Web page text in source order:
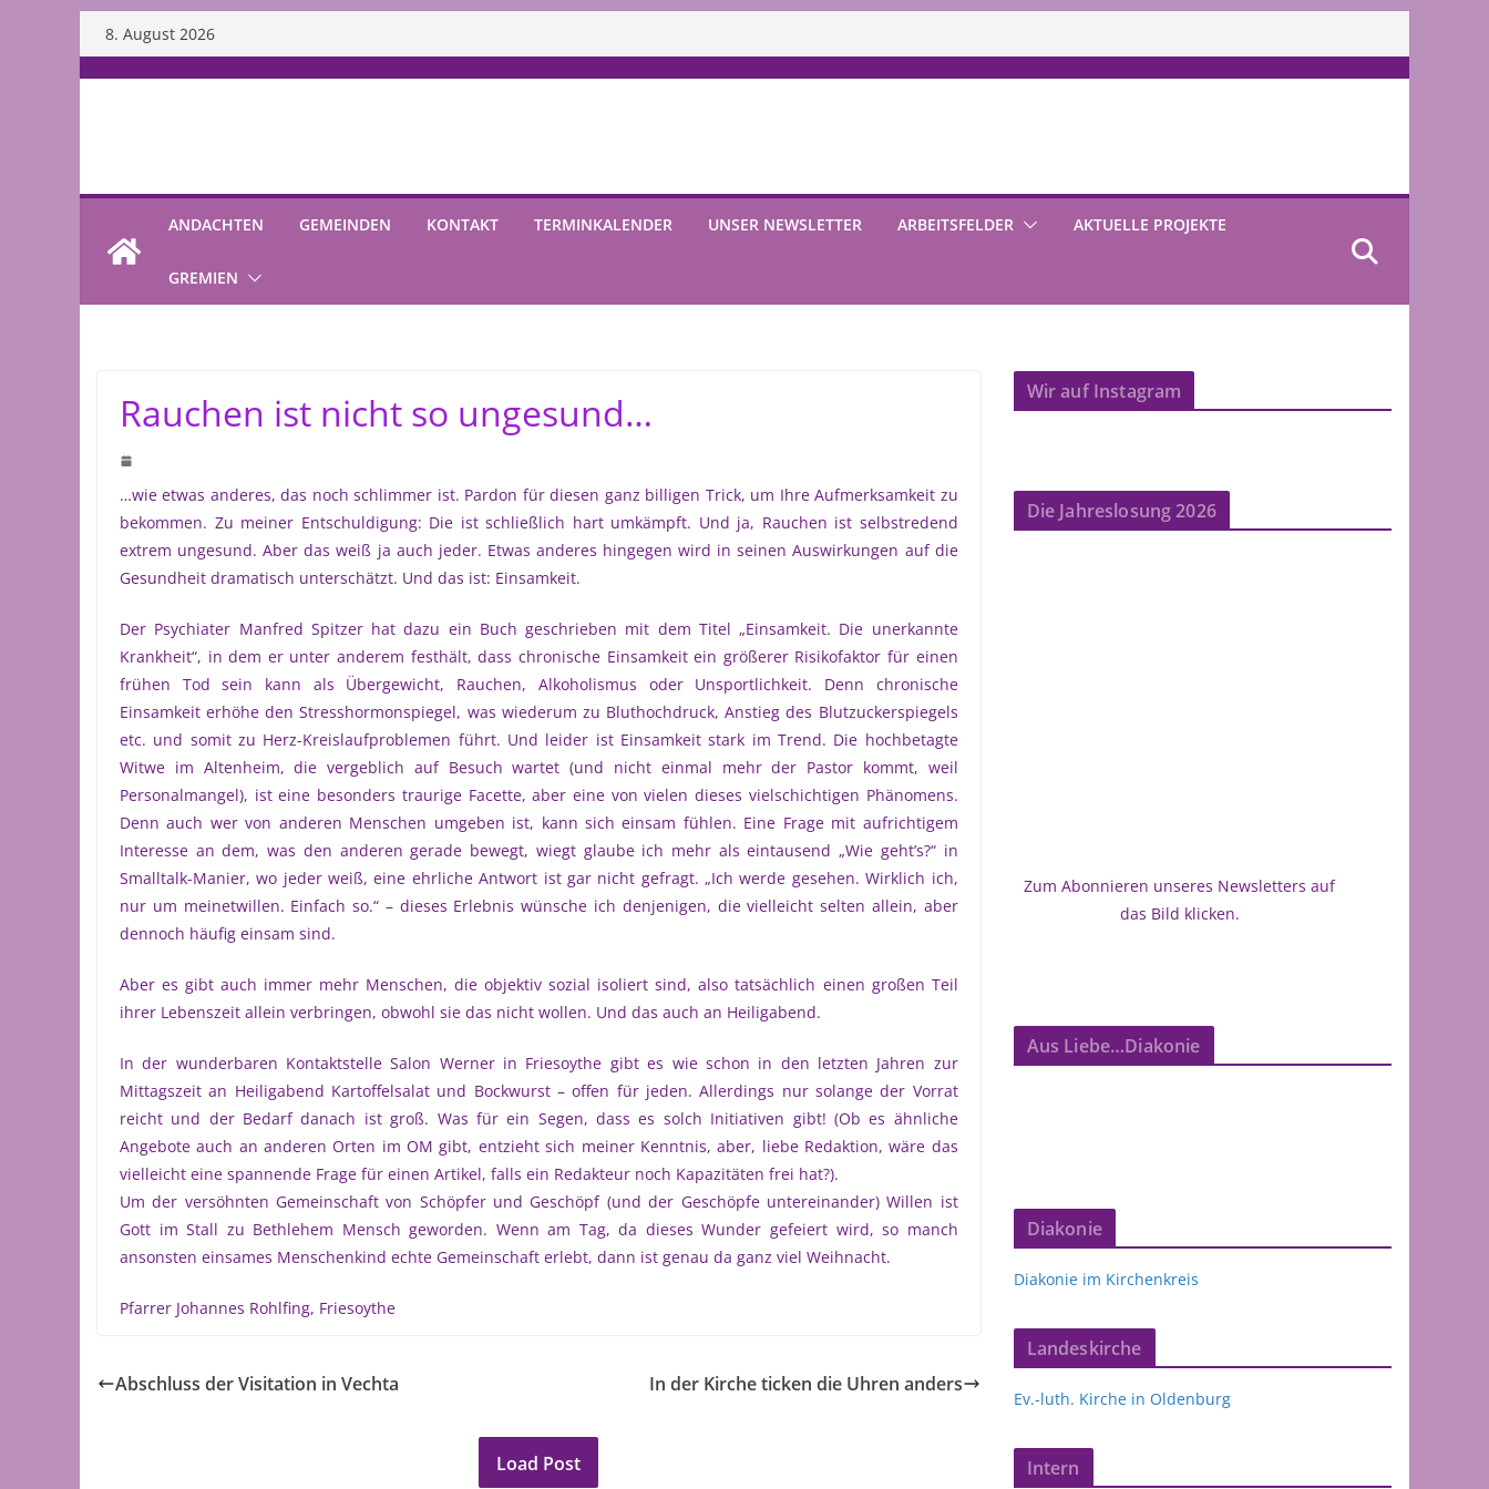
Skip
to
8. August 2026
ANDACHTEN GEMEINDEN KONTAKT TERMINKALENDER UNSER NEWSLETTER ARBEITSFELDER AKTUELLE PROJEKTE
GREMIEN
Rauchen ist nicht so ungesund…
…wie etwas anderes, das noch schlimmer ist. Pardon für diesen ganz billigen Trick, um Ihre Aufmerksamkeit zu
bekommen. Zu meiner Entschuldigung: Die ist schließlich hart umkämpft. Und ja, Rauchen ist selbstredend
extrem ungesund. Aber das weiß ja auch jeder. Etwas anderes hingegen wird in seinen Auswirkungen auf die
Gesundheit dramatisch unterschätzt. Und das ist: Einsamkeit.
Der Psychiater Manfred Spitzer hat dazu ein Buch geschrieben mit dem Titel „Einsamkeit. Die unerkannte
Krankheit“, in dem er unter anderem festhält, dass chronische Einsamkeit ein größerer Risikofaktor für einen
frühen Tod sein kann als Übergewicht, Rauchen, Alkoholismus oder Unsportlichkeit. Denn chronische
Einsamkeit erhöhe den Stresshormonspiegel, was wiederum zu Bluthochdruck, Anstieg des Blutzuckerspiegels
etc. und somit zu Herz-Kreislaufproblemen führt. Und leider ist Einsamkeit stark im Trend. Die hochbetagte
Witwe im Altenheim, die vergeblich auf Besuch wartet (und nicht einmal mehr der Pastor kommt, weil
Personalmangel), ist eine besonders traurige Facette, aber eine von vielen dieses vielschichtigen Phänomens.
Denn auch wer von anderen Menschen umgeben ist, kann sich einsam fühlen. Eine Frage mit aufrichtigem
Interesse an dem, was den anderen gerade bewegt, wiegt glaube ich mehr als eintausend „Wie geht’s?“ in
Smalltalk-Manier, wo jeder weiß, eine ehrliche Antwort ist gar nicht gefragt. „Ich werde gesehen. Wirklich ich,
nur um meinetwillen. Einfach so.“ – dieses Erlebnis wünsche ich denjenigen, die vielleicht selten allein, aber
dennoch häufig einsam sind.
Aber es gibt auch immer mehr Menschen, die objektiv sozial isoliert sind, also tatsächlich einen großen Teil
ihrer Lebenszeit allein verbringen, obwohl sie das nicht wollen. Und das auch an Heiligabend.
In der wunderbaren Kontaktstelle Salon Werner in Friesoythe gibt es wie schon in den letzten Jahren zur
Mittagszeit an Heiligabend Kartoffelsalat und Bockwurst – offen für jeden. Allerdings nur solange der Vorrat
reicht und der Bedarf danach ist groß. Was für ein Segen, dass es solch Initiativen gibt! (Ob es ähnliche
Angebote auch an anderen Orten im OM gibt, entzieht sich meiner Kenntnis, aber, liebe Redaktion, wäre das
vielleicht eine spannende Frage für einen Artikel, falls ein Redakteur noch Kapazitäten frei hat?).
Um der versöhnten Gemeinschaft von Schöpfer und Geschöpf (und der Geschöpfe untereinander) Willen ist
Gott im Stall zu Bethlehem Mensch geworden. Wenn am Tag, da dieses Wunder gefeiert wird, so manch
ansonsten einsames Menschenkind echte Gemeinschaft erlebt, dann ist genau da ganz viel Weihnacht.
Pfarrer Johannes Rohlfing, Friesoythe
Abschluss der Visitation in Vechta In der Kirche ticken die Uhren anders
Load Post
Wir auf Instagram
Die Jahreslosung 2026
Zum Abonnieren unseres Newsletters auf
das Bild klicken.
Aus Liebe…Diakonie
Diakonie
Diakonie im Kirchenkreis
Landeskirche
Ev.-luth. Kirche in Oldenburg
Intern